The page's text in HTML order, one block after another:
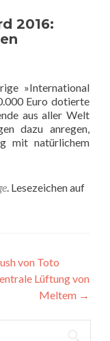
2016:
»International
Euro dotierte
aus aller Welt
dazu anregen,
mit natürlichem
. Lesezeichen auf
von Toto
Lüftung von
Meltem →